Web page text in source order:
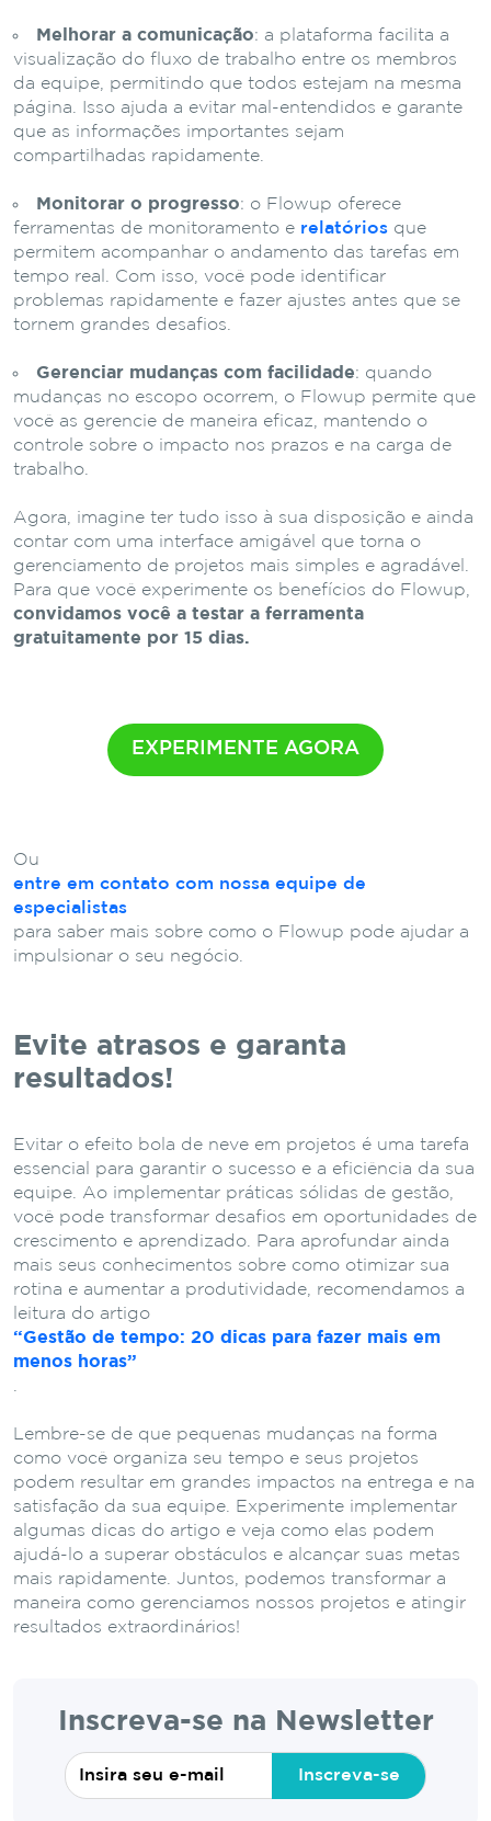
Melhorar a comunicação: a plataforma facilita a
visualização do fluxo de trabalho entre os membros
da equipe, permitindo que todos estejam na mesma
página. Isso ajuda a evitar mal-entendidos e garante
que as informações importantes sejam
compartilhadas rapidamente.
Monitorar o progresso: o Flowup oferece
ferramentas de monitoramento e relatórios que
permitem acompanhar o andamento das tarefas em
tempo real. Com isso, você pode identificar
problemas rapidamente e fazer ajustes antes que se
tornem grandes desafios.
Gerenciar mudanças com facilidade: quando
mudanças no escopo ocorrem, o Flowup permite que
você as gerencie de maneira eficaz, mantendo o
controle sobre o impacto nos prazos e na carga de
trabalho.
Agora, imagine ter tudo isso à sua disposição e ainda
contar com uma interface amigável que torna o
gerenciamento de projetos mais simples e agradável.
Para que você experimente os benefícios do Flowup,
convidamos você a testar a ferramenta
gratuitamente por 15 dias.
EXPERIMENTE AGORA
Ou
entre em contato com nossa equipe de
especialistas
para saber mais sobre como o Flowup pode ajudar a
impulsionar o seu negócio.
Evite atrasos e garanta
resultados!
Evitar o efeito bola de neve em projetos é uma tarefa
essencial para garantir o sucesso e a eficiência da sua
equipe. Ao implementar práticas sólidas de gestão,
você pode transformar desafios em oportunidades de
crescimento e aprendizado. Para aprofundar ainda
mais seus conhecimentos sobre como otimizar sua
rotina e aumentar a produtividade, recomendamos a
leitura do artigo
“Gestão de tempo: 20 dicas para fazer mais em
menos horas”
Lembre-se de que pequenas mudanças na forma
como você organiza seu tempo e seus projetos
podem resultar em grandes impactos na entrega e na
satisfação da sua equipe. Experimente implementar
algumas dicas do artigo e veja como elas podem
ajudá-lo a superar obstáculos e alcançar suas metas
mais rapidamente. Juntos, podemos transformar a
maneira como gerenciamos nossos projetos e atingir
resultados extraordinários!
Inscreva-se na Newsletter
Inscreva-se